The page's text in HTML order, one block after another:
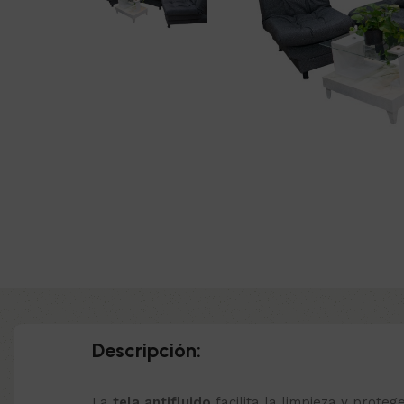
Descripción: